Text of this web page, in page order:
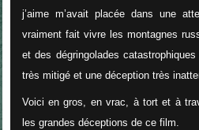
j’aime m’avait placée dans une
vraiment fait vivre les montagnes
et des dégringolades
très mitigé et une déception très
Voici en gros, en vrac, à tort et à
les grandes déceptions de ce film.